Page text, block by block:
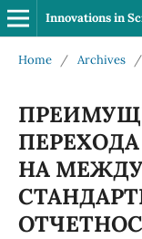
Innovations in
Home / Archives /
ПЕРЕХОДА
НА